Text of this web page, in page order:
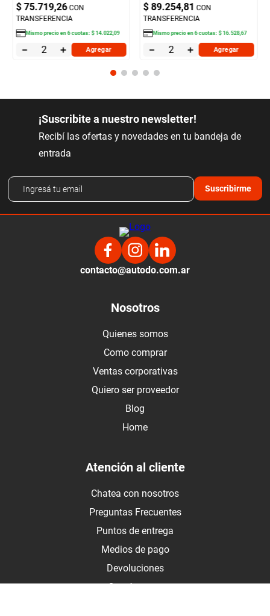
$ 75.719,26 CON
TRANSFERENCIA
Mismo precio en6cuotas:$ 14.022,09
＋
－ Agregar
$ 89.254,81 CON
TRANSFERENCIA
Mismo precio en6cuotas:$ 16.528,67
＋
－ Agregar
¡Suscribite a nuestro newsletter!
Recibí las ofertas y novedades en tu bandeja de
entrada
Suscribirme
contacto@autodo.com.ar
Nosotros
Quienes somos
Como comprar
Ventas corporativas
Quiero ser proveedor
Blog
Home
Atención al cliente
Chatea con nosotros
Preguntas Frecuentes
Puntos de entrega
Medios de pago
Devoluciones
Contáctanos